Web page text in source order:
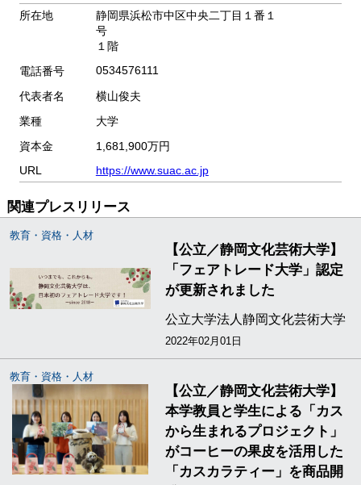
所在地
静岡県浜松市中区中央二丁目１番１
号
１階
電話番号
0534576111
代表者名
横山俊夫
業種
大学
資本金
1,681,900万円
URL
https://www.suac.ac.jp
関連プレスリリース
教育・資格・人材
【公立／静岡文化芸術大学】
「フェアトレード大学」認定
が更新されました
公立大学法人静岡文化芸術大学
2022年02月01日
教育・資格・人材
【公立／静岡文化芸術大学】
本学教員と学生による「カス
から生まれるプロジェクト」
がコーヒーの果皮を活用した
「カスカラティー」を商品開